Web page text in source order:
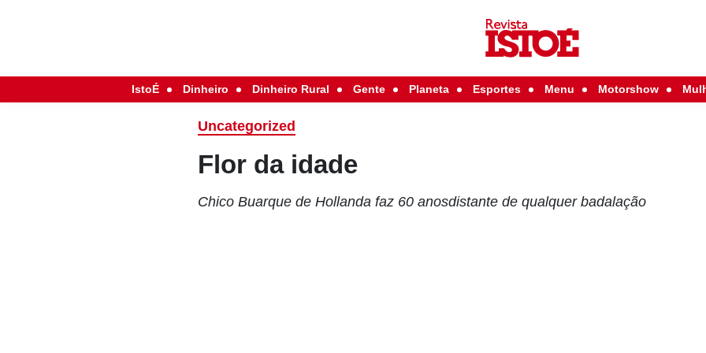
IstoÉ Dinheiro Dinheiro Rural Gente Planeta Esportes Menu Motorshow
Uncategorized
Flor da idade
Chico Buarque de Hollanda faz 60 anosdistante de qualquer badalação